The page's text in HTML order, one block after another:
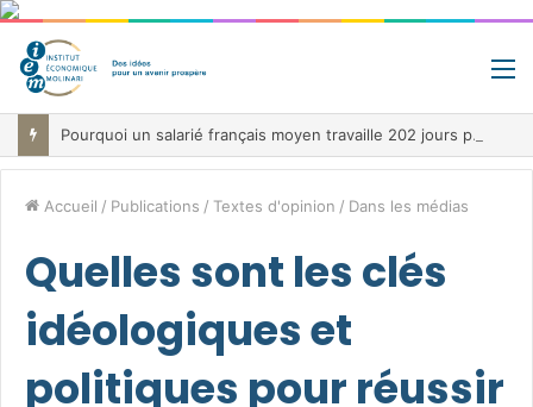
Pourquoi un salarié français moyen travaille 202 jours par an pour financer impôts et cotisations, un record dans toute l’Union européenne
Accueil / Publications / Textes d'opinion / Dans les médias
Quelles sont les clés
idéologiques et
politiques pour réussir